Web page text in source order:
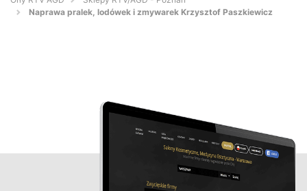
Naprawa pralek, lodówek i zmywarek Krzysztof Paszkiewicz